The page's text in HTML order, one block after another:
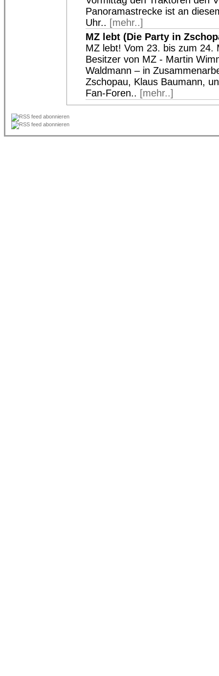
Panoramastrecke ist an
Uhr.. [mehr..]
MZ lebt (Die Party in
MZ lebt! Vom 23. bis zum 24.
Besitzer von MZ - Martin
Waldmann – in
Zschopau, Klaus Baumann,
Fan-Foren.. [mehr..]